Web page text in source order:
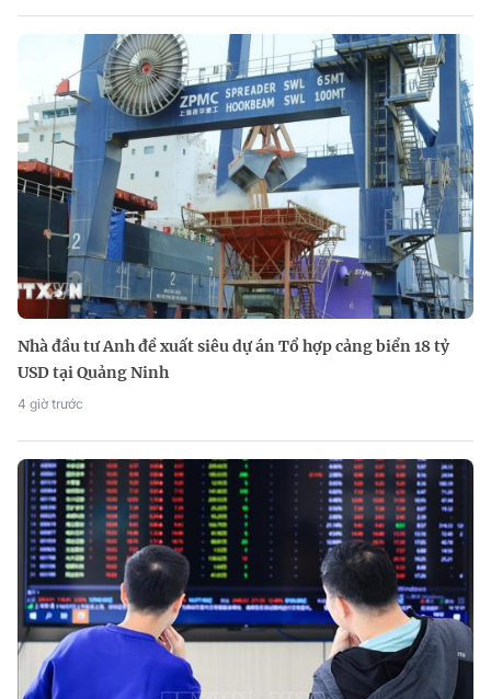
Nhà đầu tư Anh đề xuất siêu dự án Tổ hợp cảng biển 18 tỷ
USD tại Quảng Ninh
4 giờ trước